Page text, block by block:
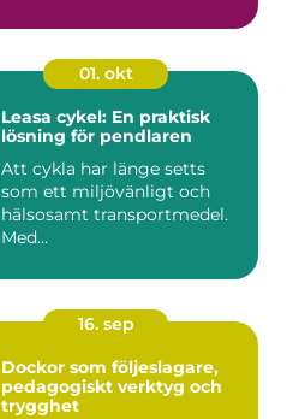
01. okt
Leasa cykel: En praktisk
lösning för pendlaren
Att cykla har länge setts
som ett miljövänligt och
hälsosamt transportmedel.
Med...
16. sep
Dockor som följeslagare,
pedagogiskt verktyg och
trygghet